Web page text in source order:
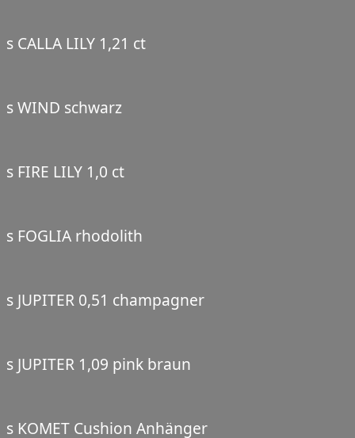
s CALLA LILY 1,21 ct
s WIND schwarz
s FIRE LILY 1,0 ct
s FOGLIA rhodolith
s JUPITER 0,51 champagner
s JUPITER 1,09 pink braun
s KOMET Cushion Anhänger